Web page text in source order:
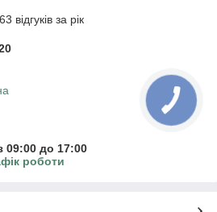
відгуків за рік
09:00 до 17:00
роботи